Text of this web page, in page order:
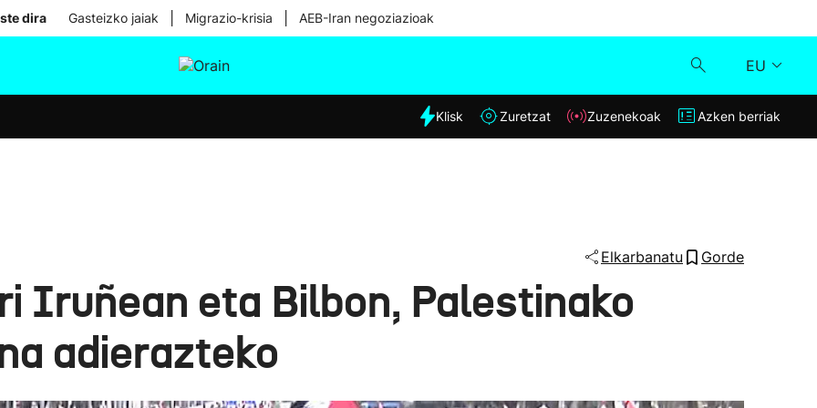
dira Gasteizko jaiak Migrazio-krisia AEB-Iran negoziazioak
EU
Eguraldia
Klisk
Klisk Zuretzat Zuzenekoak Azken berriak
Elkarbanatu Gorde
Iruñean eta Bilbon, Palestinako
adierazteko